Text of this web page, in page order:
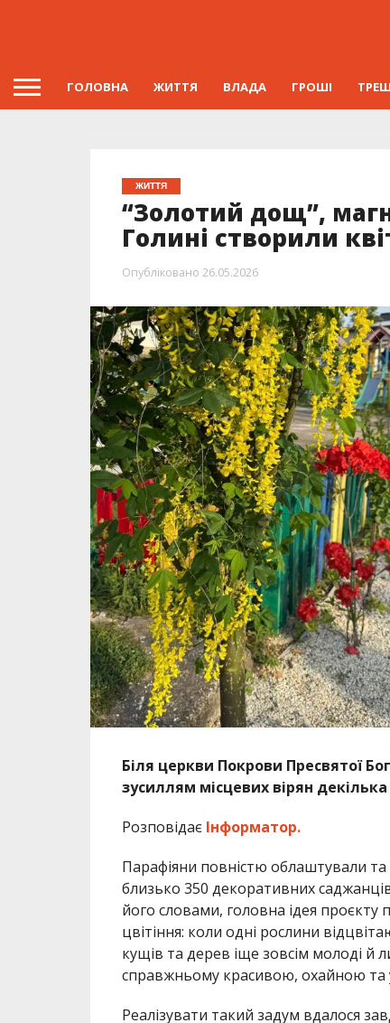
ГОЛОВНА ЖИТТЯ ВЛАДА ГРОШІ ТРЕШ
ЖИТТЯ
“Золотий дощ”,
Голині створили
Опубліковано 26.05.2026
Біля церкви Покрови Пресвятої
зусиллям місцевих вірян
Розповідає Інформатор.
Парафіяни повністю облаштували
близько 350 декоративних
його словами, головна ідея
цвітіння: коли одні рослини
кущів та дерев іще зовсім молоді й
справжньому красивою, охайною та
Реалізувати такий задум вдалося